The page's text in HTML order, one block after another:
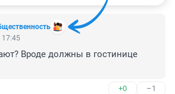
17:45
Вроде должны в гостинице
+0 –1